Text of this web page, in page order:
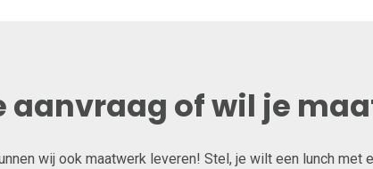
aanvraag of wil je
wij ook maatwerk leveren! Stel, je wilt een lunch